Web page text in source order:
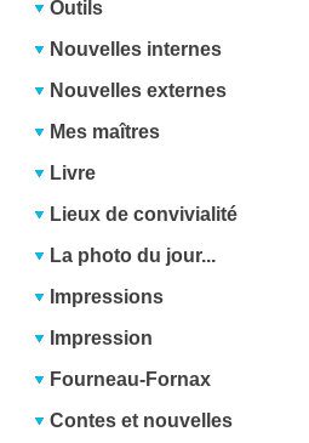
Outils
Nouvelles internes
Nouvelles externes
Mes maîtres
Livre
Lieux de convivialité
La photo du jour...
Impressions
Impression
Fourneau-Fornax
Contes et nouvelles